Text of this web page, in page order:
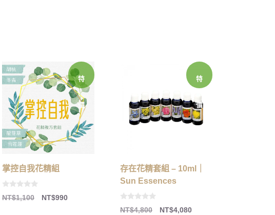
特
價
掌控自我花精組
0
o
NT$1,100 NT$990
特
價
存在花精套組 – 10ml｜
Sun Essences
0
o
NT$4,800 NT$4,080